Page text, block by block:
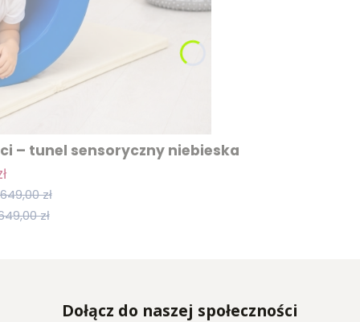
– tunel sensoryczny niebieska
649,00 zł
zł
Dołącz do naszej społeczności